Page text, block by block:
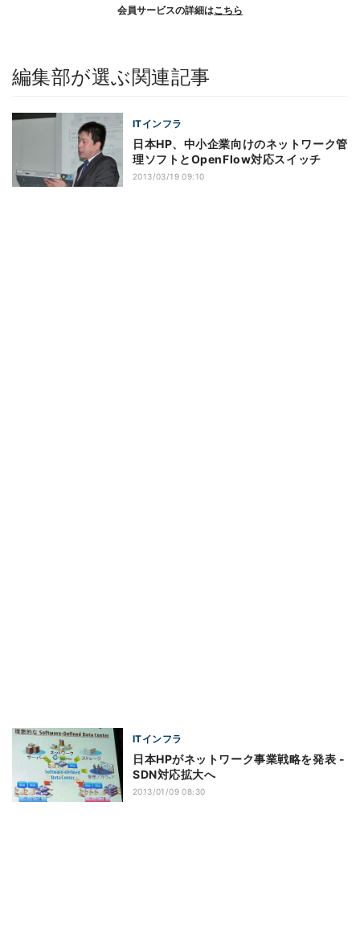
会員サービスの詳細はこちら
編集部が選ぶ関連記事
ITインフラ
日本HP、中小企業向けのネットワーク管
理ソフトとOpenFlow対応スイッチ
2013/03/19 09:10
ITインフラ
日本HPがネットワーク事業戦略を発表 -
SDN対応拡大へ
2013/01/09 08:30